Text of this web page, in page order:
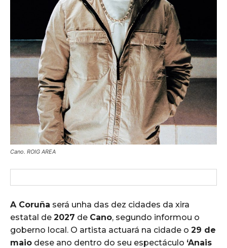
Cano. ROIG AREA
A Coruña será unha das dez cidades da xira
estatal de 2027 de Cano, segundo informou o
goberno local. O artista actuará na cidade o 29 de
maio dese ano dentro do seu espectáculo ‘Anais